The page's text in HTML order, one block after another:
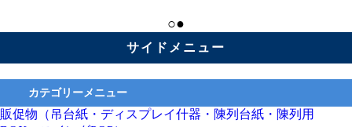
○●
サイドメニュー
カテゴリーメニュー
販促物（吊台紙・ディスプレイ什器・陳列台紙・陳列用